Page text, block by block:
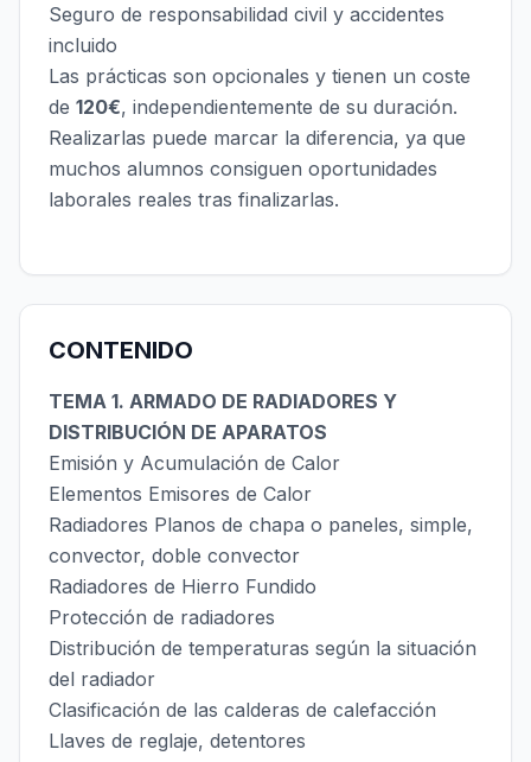
Seguro de responsabilidad civil y accidentes
incluido
Las prácticas son opcionales y tienen un coste
de 120€, independientemente de su duración.
Realizarlas puede marcar la diferencia, ya que
muchos alumnos consiguen oportunidades
laborales reales tras finalizarlas.
CONTENIDO
TEMA 1. ARMADO DE RADIADORES Y
DISTRIBUCIÓN DE APARATOS
Emisión y Acumulación de Calor
Elementos Emisores de Calor
Radiadores Planos de chapa o paneles, simple,
convector, doble convector
Radiadores de Hierro Fundido
Protección de radiadores
Distribución de temperaturas según la situación
del radiador
Clasificación de las calderas de calefacción
Llaves de reglaje, detentores